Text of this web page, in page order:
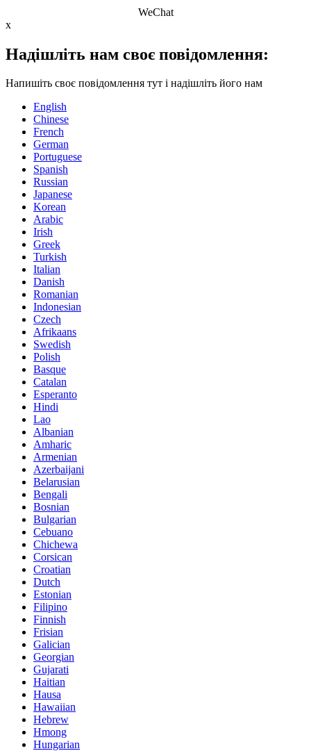
WeChat
x
Надішліть нам своє повідомлення:
Напишіть своє повідомлення тут і надішліть його нам
English
Chinese
French
German
Portuguese
Spanish
Russian
Japanese
Korean
Arabic
Irish
Greek
Turkish
Italian
Danish
Romanian
Indonesian
Czech
Afrikaans
Swedish
Polish
Basque
Catalan
Esperanto
Hindi
Lao
Albanian
Amharic
Armenian
Azerbaijani
Belarusian
Bengali
Bosnian
Bulgarian
Cebuano
Chichewa
Corsican
Croatian
Dutch
Estonian
Filipino
Finnish
Frisian
Galician
Georgian
Gujarati
Haitian
Hausa
Hawaiian
Hebrew
Hmong
Hungarian